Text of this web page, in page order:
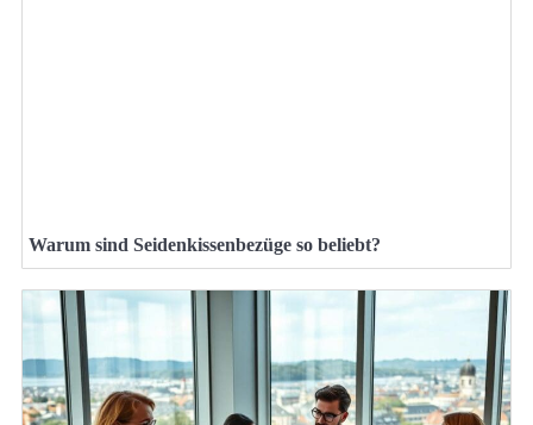
Warum sind Seidenkissenbezüge so beliebt?